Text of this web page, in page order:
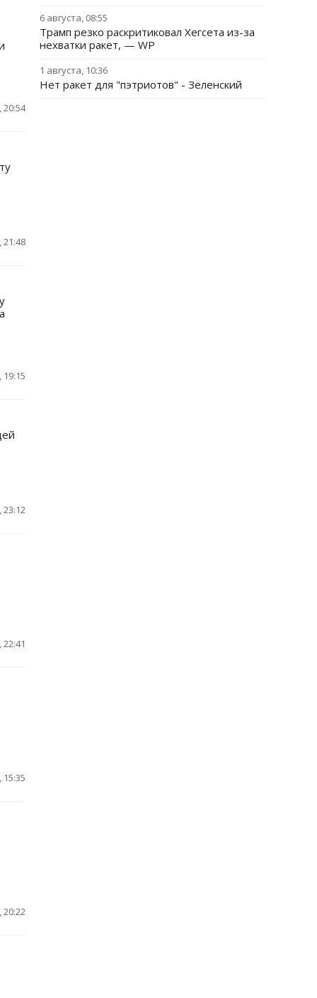
20:54
21:48
23:12
15:35
20:22
6 августа, 08:55
Трамп резко раскритиковал Хегсета из-за
нехватки ракет, — WP
1 августа, 10:36
Нет ракет для "пэтриотов" - Зеленский